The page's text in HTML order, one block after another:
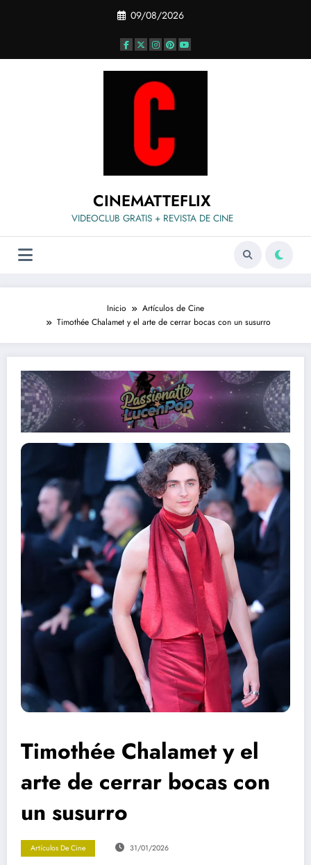
09/08/2026
CINEMATTEFLIX
VIDEOCLUB GRATIS + REVISTA DE CINE
Inicio
Artículos de Cine
Timothée Chalamet y el arte de cerrar bocas con un susurro
Timothée Chalamet y el
arte de cerrar bocas con
un susurro
Artículos De Cine 31/01/2026